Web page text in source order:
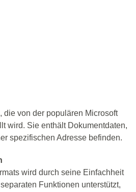
die von der populären Microsoft
wird. Sie enthält Dokumentdaten,
spezifischen Adresse befinden.
wird durch seine Einfachheit
Funktionen unterstützt,